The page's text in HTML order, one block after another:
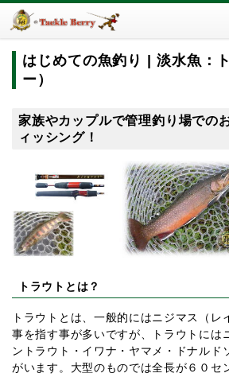
はじめての魚釣り | 淡水魚：
ー）
家族やカップルで管理釣り場での
ィッシング！
トラウトとは？
トラウトとは、一般的にはニジマス（レ
事を指す事が多いですが、トラウトには
ントラウト・イワナ・ヤマメ・ドナルド
がいます。大型のものでは全長が６０セ